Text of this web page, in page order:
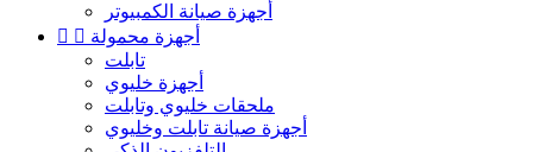
أجهزة صيانة الكمبيوتر
  أجهزة محمولة
تابلت
أجهزة خليوي
ملحقات خليوي وتابلت
أجهزة صيانة تابلت وخليوي